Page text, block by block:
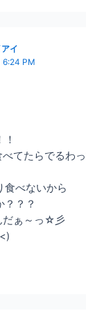
イ
6:24 PM
てたらでるわっ(
食べないから
？？？
だぁ～っ☆彡